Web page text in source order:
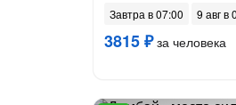
Завтра в 07:00 9 авг в
3815 ₽за человека